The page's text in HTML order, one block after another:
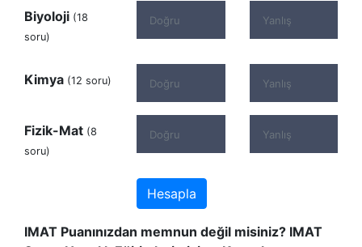
Biyoloji (18
soru)
Kimya (12 soru)
Fizik-Mat (8
soru)
Hesapla
IMAT Puanınızdan memnun değil misiniz? IMAT